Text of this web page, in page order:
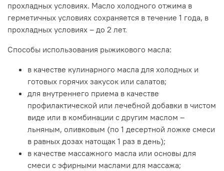
прохладных условиях. Масло холодного отжима в
герметичных условиях сохраняется в течение 1 года, в
прохладных условиях – до 2 лет.
Способы использования рыжикового масла:
в качестве кулинарного масла для холодных и
готовых горячих закусок или салатов;
для внутреннего приема в качестве
профилактической или лечебной добавки в чистом
виде или в комбинации с другим маслом –
льняным, оливковым (по 1 десертной ложке смеси
в равных дозах натощак 1 раз в день);
в качестве массажного масла или основы для
смеси с эфирными маслами для массажа;